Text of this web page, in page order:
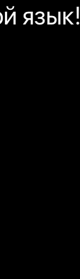
язык!